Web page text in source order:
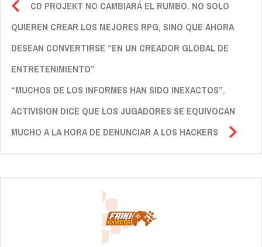
CD PROJEKT NO CAMBIARÁ EL RUMBO. NO SOLO
QUIEREN CREAR LOS MEJORES RPG, SINO QUE AHORA
DESEAN CONVERTIRSE “EN UN CREADOR GLOBAL DE
ENTRETENIMIENTO”
“MUCHOS DE LOS INFORMES HAN SIDO INEXACTOS”.
ACTIVISION DICE QUE LOS JUGADORES SE EQUIVOCAN
MUCHO A LA HORA DE DENUNCIAR A LOS HACKERS